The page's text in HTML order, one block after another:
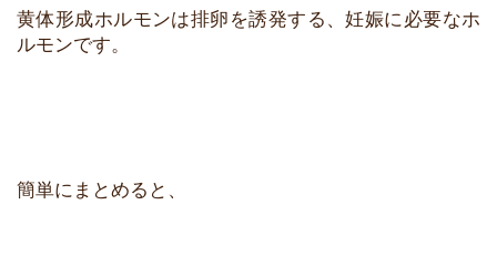
黄体形成ホルモンは排卵を誘発する、妊娠に必要なホ
ルモンです。
簡単にまとめると、